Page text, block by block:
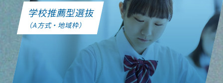
学校推薦型選抜
（A方式・地域枠）